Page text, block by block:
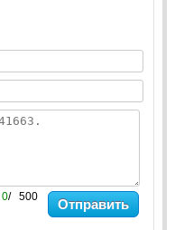
0/ 500 Отправить